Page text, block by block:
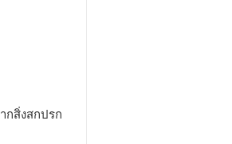
กสิ่งสกปรก